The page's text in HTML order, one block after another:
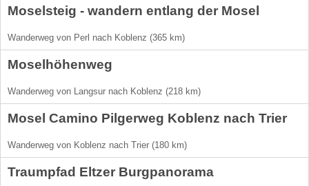
Moselsteig - wandern entlang der Mosel
Wanderweg von Perl nach Koblenz (365 km)
Moselhöhenweg
Wanderweg von Langsur nach Koblenz (218 km)
Mosel Camino Pilgerweg Koblenz nach Trier
Wanderweg von Koblenz nach Trier (180 km)
Traumpfad Eltzer Burgpanorama